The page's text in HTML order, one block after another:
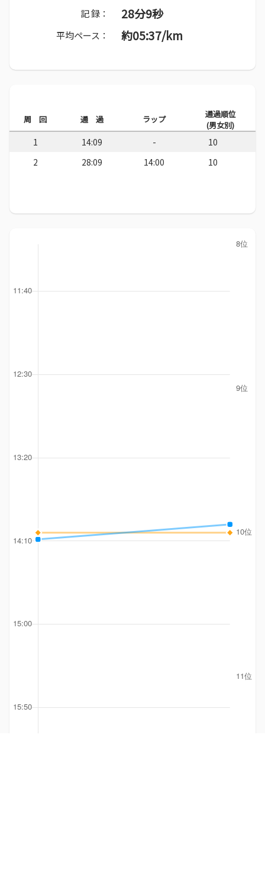
記 録： 28分9秒
平均ペース： 約05:37/km
周 回 通 過 ラップ
通過順位
(男女別)
1 14:09 -
10
2
28:09 14:00 10